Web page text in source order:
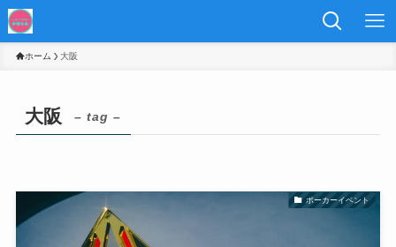
ホーム 大阪
大阪 – tag –
ポーカーイベント